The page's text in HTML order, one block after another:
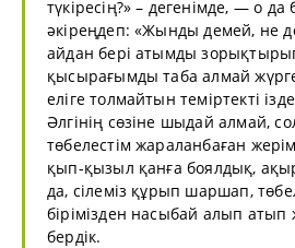
түкіресің?» – дегенімде, — о да
әкіреңдеп: «Жынды демей, не
айдан бері атымды
қысырағымды таба алмай
еліге толмайтын теміртекті
Әлгінің сөзіне шыдай алмай,
төбелестім жараланбаған
қып-қызыл қанға боялдық,
да, сілеміз құрып шаршап,
бірімізден насыбай алып атып
бердік.